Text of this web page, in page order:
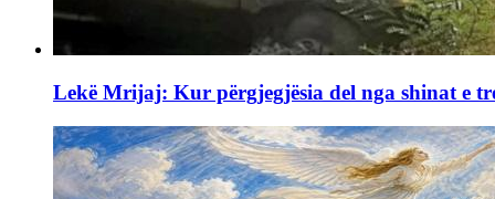
Lekë Mrijaj: Kur përgjegjësia del nga shinat e